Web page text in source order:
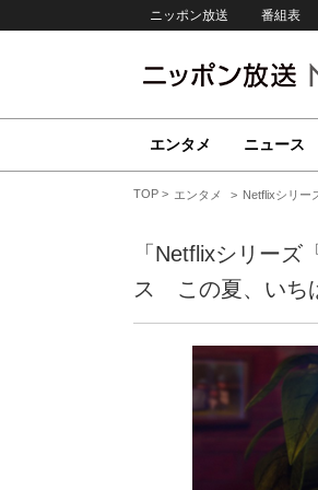
ニッポン放送 番組表
エンタメ ニュース
TOP エンタメ Netflixシリー
「Netflixシリー
ス この夏、いち